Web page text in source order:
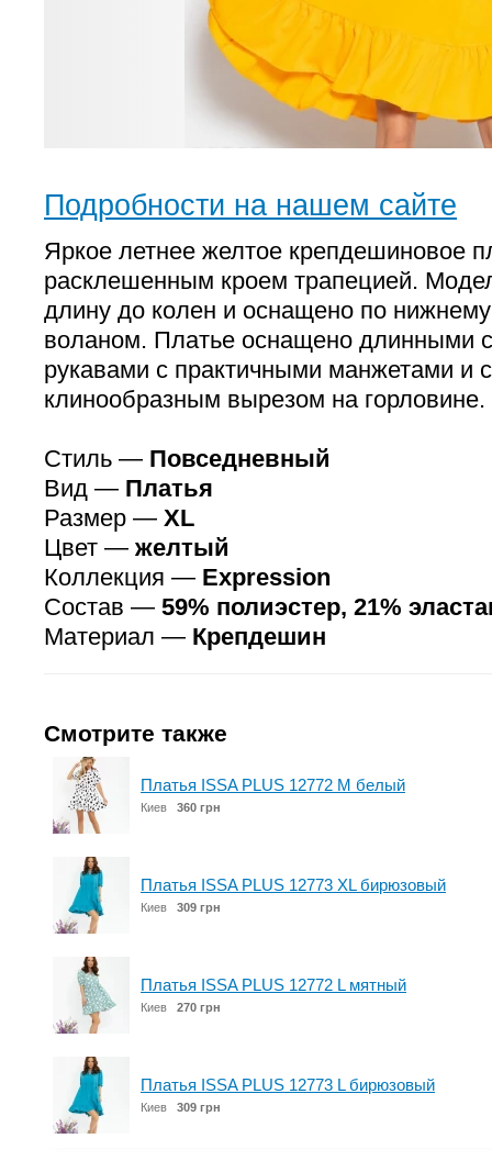
Подробности на нашем сайте
Яркое летнее желтое крепдешиновое
расклешенным кроем трапецией.
длину до колен и оснащено по
воланом. Платье оснащено длинными
рукавами с практичными манжетами и
клинообразным вырезом на горловине.
Стиль — Повседневный
Вид — Платья
Размер — XL
Цвет — желтый
Коллекция — Expression
Состав — 59% полиэстер, 21%
Материал — Крепдешин
Смотрите также
Платья ISSA PLUS 12772 M белый
Киев 360 грн
Платья ISSA PLUS 12773 XL бирюзовый
Киев 309 грн
Платья ISSA PLUS 12772 L мятный
Киев 270 грн
Платья ISSA PLUS 12773 L бирюзовый
Киев 309 грн